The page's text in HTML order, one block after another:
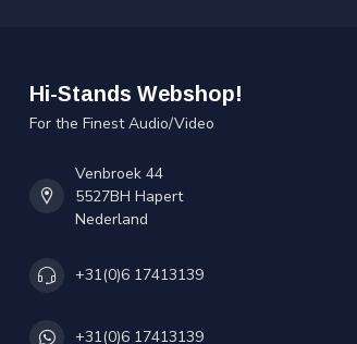
Hi-Stands Webshop!
For the Finest Audio/Video
Venbroek 44
5527BH Hapert
Nederland
+31(0)6 17413139
+31(0)6 17413139